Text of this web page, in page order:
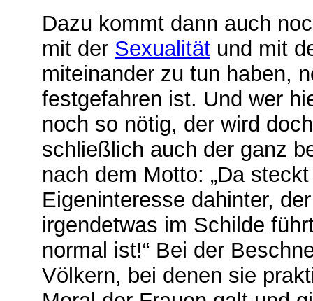
Dazu kommt dann auch
mit der Sexualität und mit
miteinander zu tun haben,
festgefahren ist. Und wer
noch so nötig, der wird
schließlich auch der ganz
nach dem Motto: „Da
Eigeninteresse dahinter,
irgendetwas im Schilde
normal ist!“ Bei der
Völkern, bei denen sie